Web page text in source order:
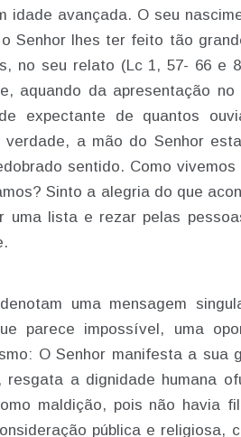
avançada. O seu
Senhor lhes ter feito tão
no seu relato (Lc 1, 57- 66 e
aquando da apresentação
expectante de quantos
a mão do Senhor
sentido. Como vivemos
Sinto a alegria do que
uma lista e rezar pelas
uma mensagem
parece impossível, uma
O Senhor manifesta a sua
a dignidade humana
maldição, pois não havia
pública e religiosa,